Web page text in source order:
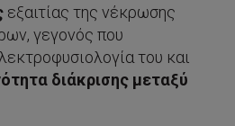
εξαιτίας της νέκρωσης
γεγονός που
του και
διάκρισης μεταξύ